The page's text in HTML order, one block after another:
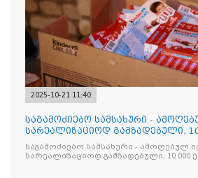
2025-10-21 11:40
საგამოძიებო სამსახური -
სარეალიზაციოდ გამზადებული,
მეტი „Jacobs Monar
საგამოძიებო სამსახური - ამოღებულ
სარეალიზაციოდ გამზადებული, 10 000